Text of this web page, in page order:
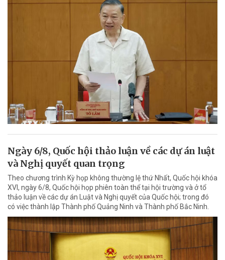
Ngày 6/8, Quốc hội thảo luận về các dự án luật
và Nghị quyết quan trọng
Theo chương trình Kỳ họp không thường lệ thứ Nhất, Quốc hội khóa
XVI, ngày 6/8, Quốc hội họp phiên toàn thể tại hội trường và ở tổ
thảo luận về các dự án Luật và Nghị quyết của Quốc hội; trong đó
có việc thành lập Thành phố Quảng Ninh và Thành phố Bắc Ninh.